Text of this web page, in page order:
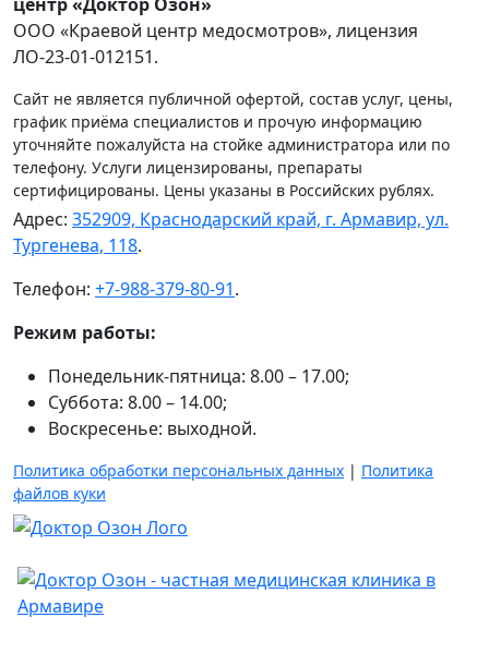
ООО «Краевой центр медосмотров», лицензия
ЛО-23-01-012151.
Сайт не является публичной офертой, состав услуг, цены,
график приёма специалистов и прочую информацию
уточняйте пожалуйста на стойке администратора или по
телефону. Услуги лицензированы, препараты
сертифицированы. Цены указаны в Российских рублях.
Адрес: 352909, Краснодарский край, г. Армавир, ул.
Тургенева, 118.
Телефон: +7-988-379-80-91.
Режим работы:
Понедельник-пятница: 8.00 – 17.00;
Суббота: 8.00 – 14.00;
Воскресенье: выходной.
Политика обработки персональных данных | Политика
файлов куки